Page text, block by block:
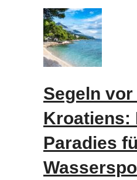
Segeln
Kroatiens:
Paradies